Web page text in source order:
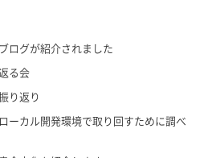
ログが紹介されました
る会
り返り
ーカル開発環境で取り回すために調べ